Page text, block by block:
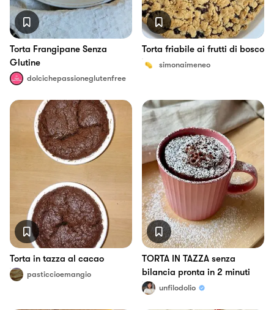
Torta Frangipane Senza
Glutine
dolcichepassioneglutenfree
Torta friabile ai frutti di bosco
simonaimeneo
Torta in tazza al cacao
pasticcioemangio
TORTA IN TAZZA senza
bilancia pronta in 2 minuti
unfilodolio